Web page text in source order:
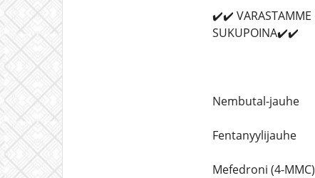
✔️✔️ VARASTAMME
SUKUPOINA✔️✔️
Nembutal-jauhe
Fentanyylijauhe
Mefedroni (4-MMC)